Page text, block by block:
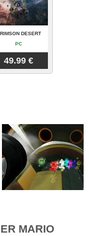
DESERT
PC
49.99 €
MARIO